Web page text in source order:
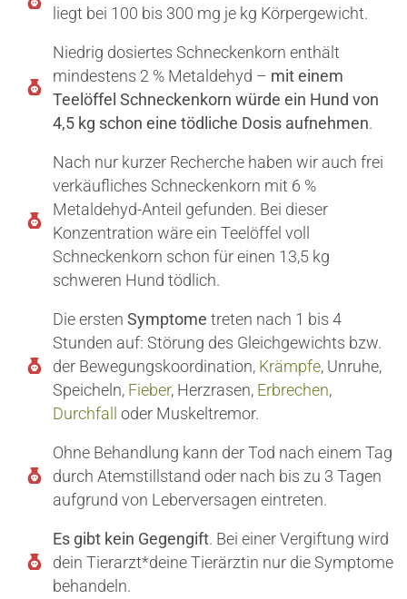
liegt bei 100 bis 300 mg je kg Körpergewicht.
Niedrig dosiertes Schneckenkorn enthält
mindestens 2 % Metaldehyd – mit einem
Teelöffel Schneckenkorn würde ein Hund von
4,5 kg schon eine tödliche Dosis aufnehmen.
Nach nur kurzer Recherche haben wir auch frei
verkäufliches Schneckenkorn mit 6 %
Metaldehyd-Anteil gefunden. Bei dieser
Konzentration wäre ein Teelöffel voll
Schneckenkorn schon für einen 13,5 kg
schweren Hund tödlich.
Die ersten Symptome treten nach 1 bis 4
Stunden auf: Störung des Gleichgewichts bzw.
der Bewegungskoordination, Krämpfe, Unruhe,
Speicheln, Fieber, Herzrasen, Erbrechen,
Durchfall
oder Muskeltremor.
Ohne Behandlung kann der Tod nach einem Tag
durch Atemstillstand oder nach bis zu 3 Tagen
aufgrund von Leberversagen eintreten.
Es gibt kein Gegengift. Bei einer Vergiftung wird
dein Tierarzt*deine Tierärztin nur die Symptome
behandeln.